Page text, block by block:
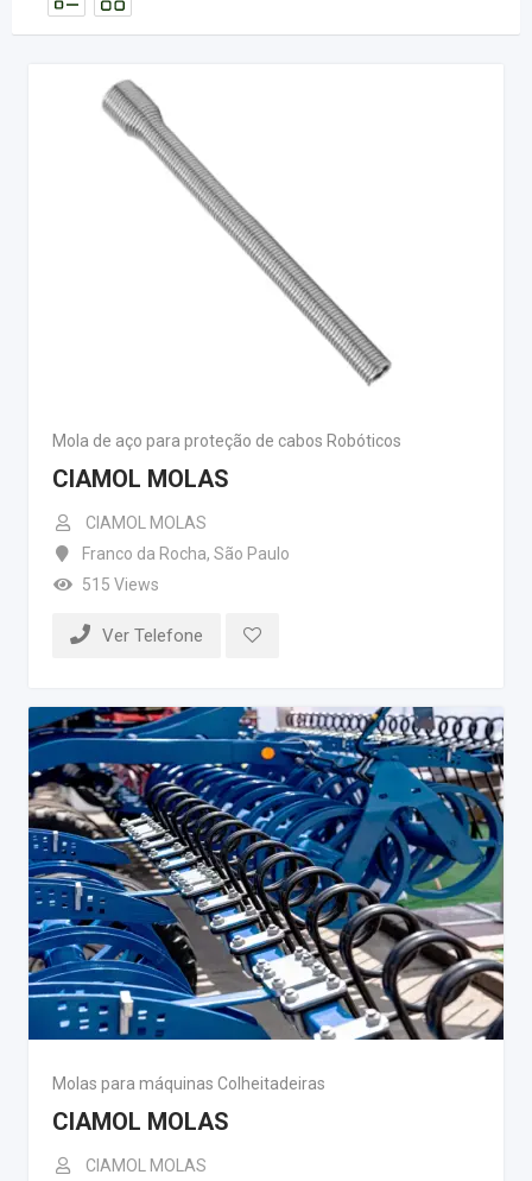
Mola de aço para proteção de cabos Robóticos
CIAMOL MOLAS
CIAMOL MOLAS
Franco da Rocha, São Paulo
515 Views
Ver Telefone
Molas para máquinas Colheitadeiras
CIAMOL MOLAS
CIAMOL MOLAS